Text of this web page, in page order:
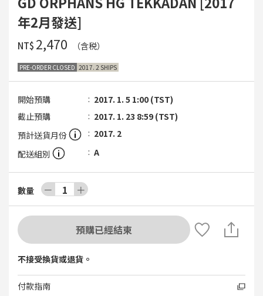
年2月發送]
NT$ ‌2,470 （含税）
PRE-ORDER CLOSED 2017. 2 SHIPS
開始預購
2017. 1. 5 1:00 (TST)
截止預購
2017. 1. 23 8:59 (TST)
預計送貨月份
2017. 2
配送組別
A
數量 － 1 ＋
預購已經結束
不接受換貨或退貨。
付款指南